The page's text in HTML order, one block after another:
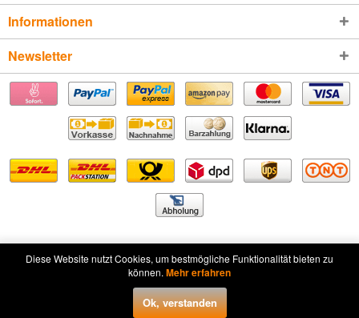
Informationen
Newsletter
* Alle Preise inkl. gesetzl. Mehrwertsteuer zzgl. Versandkostenund ggf.
Nachnahmegebühren, wenn nicht anders beschrieben
Widerruf erklären
Diese Website nutzt Cookies, um bestmögliche Funktionalität bieten zu
können. Mehr erfahren
Ok, verstanden